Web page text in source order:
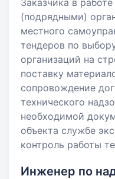
Заказчика в
(подрядными)
местного
тендеров по
организаций на
поставку
сопровождение
технического
необходимой
объекта службе
контроль работы
Инженер по